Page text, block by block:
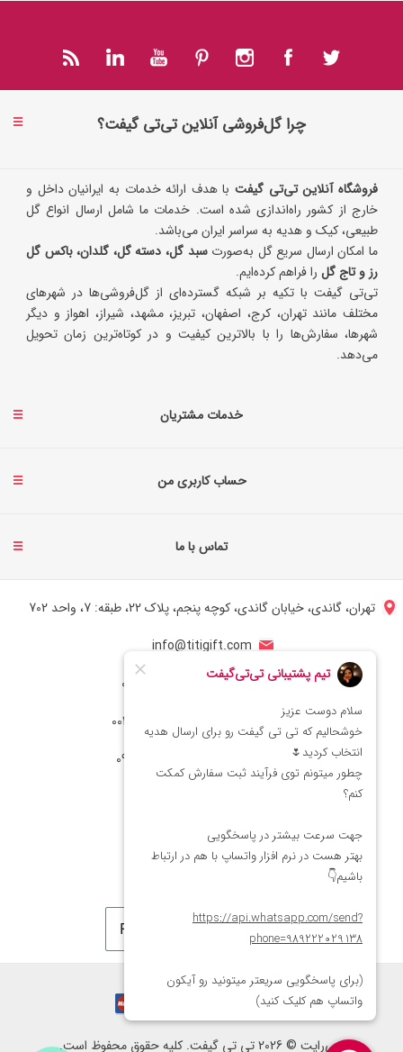
چرا گل‌فروشی آنلاین تی‌تی گیفت؟
فروشگاه آنلاین تی‌تی گیفتبا هدف ارائه خدمات به ایرانیان داخل و
خارج از کشور راه‌اندازی شده است. خدمات ما شامل ارسال انواع گل
طبیعی، کیک و هدیه به سراسر ایران می‌باشد.
ما امکان ارسال سریع گل به‌صورتسبد گل، دسته گل، گلدان، باکس گل
رز و تاج گل را فراهم کرده‌ایم.
تی‌تی گیفت با تکیه بر شبکه گسترده‌ای از گل‌فروشی‌ها در شهرهای
مختلف مانند تهران، کرج، اصفهان، تبریز، مشهد، شیراز، اهواز و دیگر
شهرها، سفارش‌ها را با بالاترین کیفیت و در کوتاه‌ترین زمان تحویل
می‌دهد.
خدمات مشتریان
حساب کاربری من
تماس با ما
تهران، گاندی، خیابان گاندی، کوچه پنجم، پلاک 22، طبقه: 7، واحد 702
info@titigift.com
شماره تماس ایران: 02166066403
شماره تماس آمریکا: 0014088054942
کپی‌رایت © 2026 تی تی گیفت. کلیه حقوق محفوظ است.